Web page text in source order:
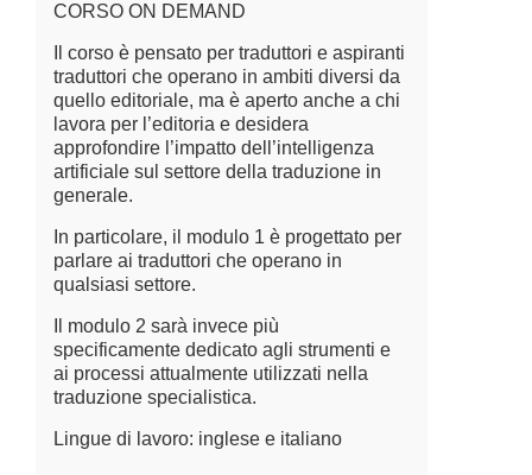
CORSO ON DEMAND
Il corso è pensato per traduttori e aspiranti
traduttori che operano in ambiti diversi da
quello editoriale, ma è aperto anche a chi
lavora per l’editoria e desidera
approfondire l’impatto dell’intelligenza
artificiale sul settore della traduzione in
generale.
In particolare, il modulo 1 è progettato per
parlare ai traduttori che operano in
qualsiasi settore.
Il modulo 2 sarà invece più
specificamente dedicato agli strumenti e
ai processi attualmente utilizzati nella
traduzione specialistica.
Lingue di lavoro: inglese e italiano